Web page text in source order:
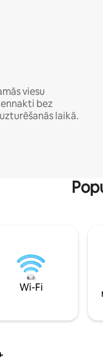
viesu
bez
laikā.
Wi-Fi